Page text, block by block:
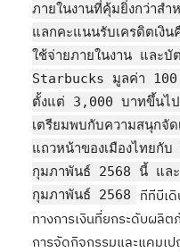
ภายในงานที่คุ้มยิ่งกว่าส
แลกคะแนนรับเครดิตเงิ
ใช้จ่ายภายในงาน แล
Starbucks มูลค่า 100
ตั้งแต่ 3,000 บาทขึ้นไ
เตรียมพบกับความสนุกจั
แถวหน้าของเมืองไทย
กุมภาพันธ์ 2568 นี้ แล
กุมภาพันธ์ 2568
ทีทีบีเ
ทางการเงินที่ยกระดับผลิ
การจัดกิจกรรมและแคมเ